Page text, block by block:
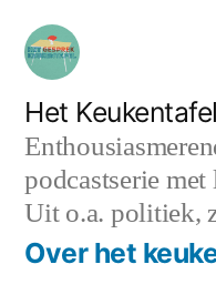
naar
inhoud
Het
podcastserie
Uit o.a. politiek,
Over het